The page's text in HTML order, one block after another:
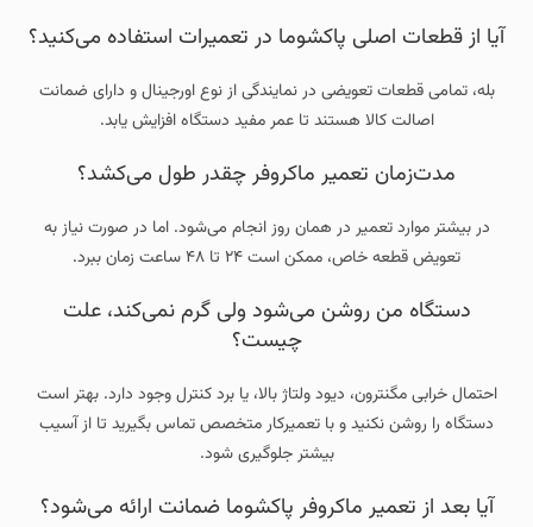
آیا از قطعات اصلی پاکشوما در تعمیرات استفاده می‌کنید؟
بله، تمامی قطعات تعویضی در نمایندگی از نوع اورجینال و دارای ضمانت
اصالت کالا هستند تا عمر مفید دستگاه افزایش یابد.
مدت‌زمان تعمیر ماکروفر چقدر طول می‌کشد؟
در بیشتر موارد تعمیر در همان روز انجام می‌شود. اما در صورت نیاز به
تعویض قطعه خاص، ممکن است ۲۴ تا ۴۸ ساعت زمان ببرد.
دستگاه من روشن می‌شود ولی گرم نمی‌کند، علت
چیست؟
احتمال خرابی مگنترون، دیود ولتاژ بالا، یا برد کنترل وجود دارد. بهتر است
دستگاه را روشن نکنید و با تعمیرکار متخصص تماس بگیرید تا از آسیب
بیشتر جلوگیری شود.
آیا بعد از تعمیر ماکروفر پاکشوما ضمانت ارائه می‌شود؟